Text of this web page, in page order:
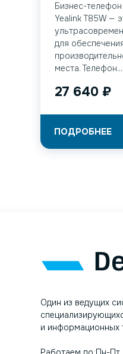
Бизнес-
Yealink T85W —
для
места. Телефон...
27 640 ₽
ПОДРОБНЕЕ
Один из ведущих
и информационных